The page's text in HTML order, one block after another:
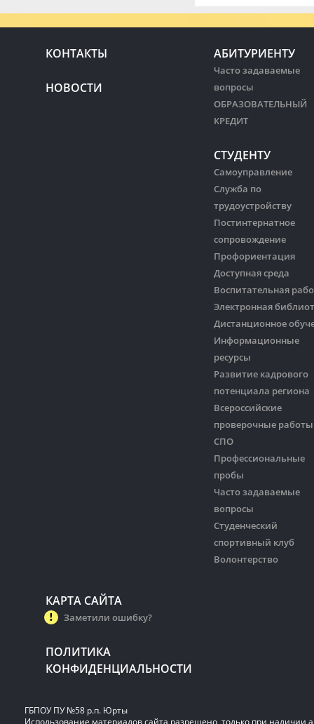
КОНТАКТЫ
НОВОСТИ
АБИТУРИЕНТУ
Часто задаваемые
вопросы
ОБРАЗОВАТЕЛЬНЫЙ
КРЕДИТ
СТУДЕНТУ
Самоуправление
Служба по
трудоустройству
Постинтернатное
сопровождение
Профориентация
Доступная среда
Воспитательная
Электронная
Дистанционное
Информационные
ресурсы
Развитие кадрового
потенциала региона
Всероссийские
проверочные работы
СПО
Профессиональные
пробы
Часто задаваемые
вопросы
Студенческий
спортивный клуб
Волонтерство
КАРТА САЙТА
Заметили ошибку?
ПОЛИТИКА
КОНФИДЕНЦИАЛЬНОСТИ
ГБПОУ ПУ №58 р.п. Юрты
Использование материалов сайта разрешено, только при наличии